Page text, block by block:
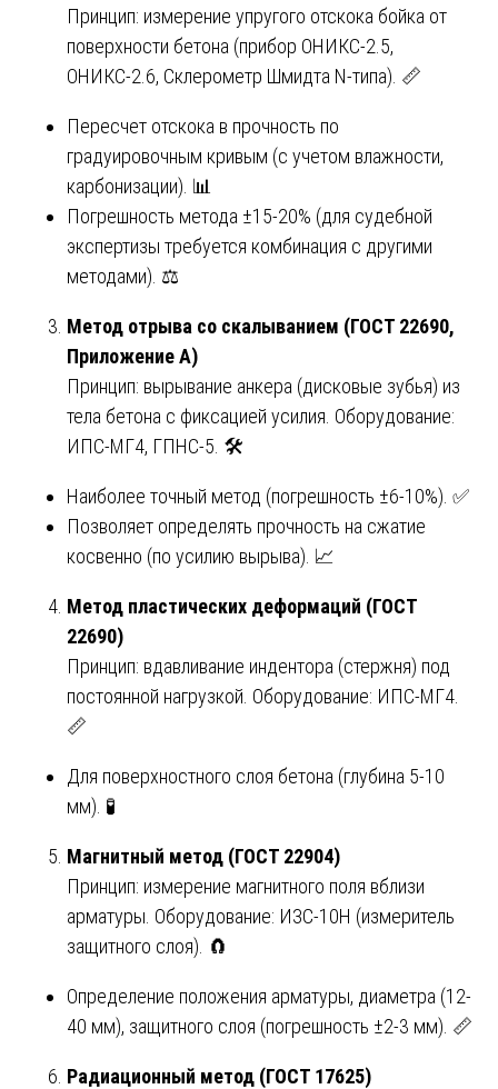
Принцип: измерение упругого отскока бойка от
поверхности бетона (прибор ОНИКС-2.5,
ОНИКС-2.6, Склерометр Шмидта N-типа). 📏
Пересчет отскока в прочность по
градуировочным кривым (с учетом влажности,
карбонизации). 📊
Погрешность метода ±15-20% (для судебной
экспертизы требуется комбинация с другими
методами). ⚖️
Метод отрыва со скалыванием (ГОСТ 22690,
Приложение А)
Принцип: вырывание анкера (дисковые зубья) из
тела бетона с фиксацией усилия. Оборудование:
ИПС-МГ4, ГПНС-5. 🛠️
Наиболее точный метод (погрешность ±6-10%). ✅
Позволяет определять прочность на сжатие
косвенно (по усилию вырыва). 📈
Метод пластических деформаций (ГОСТ
22690)
Принцип: вдавливание индентора (стержня) под
постоянной нагрузкой. Оборудование: ИПС-МГ4.
📏
Для поверхностного слоя бетона (глубина 5-10
мм). 🧪
Магнитный метод (ГОСТ 22904)
Принцип: измерение магнитного поля вблизи
арматуры. Оборудование: ИЗС-10Н (измеритель
защитного слоя). 🧲
Определение положения арматуры, диаметра (12-
40 мм), защитного слоя (погрешность ±2-3 мм). 📏
Радиационный метод (ГОСТ 17625)